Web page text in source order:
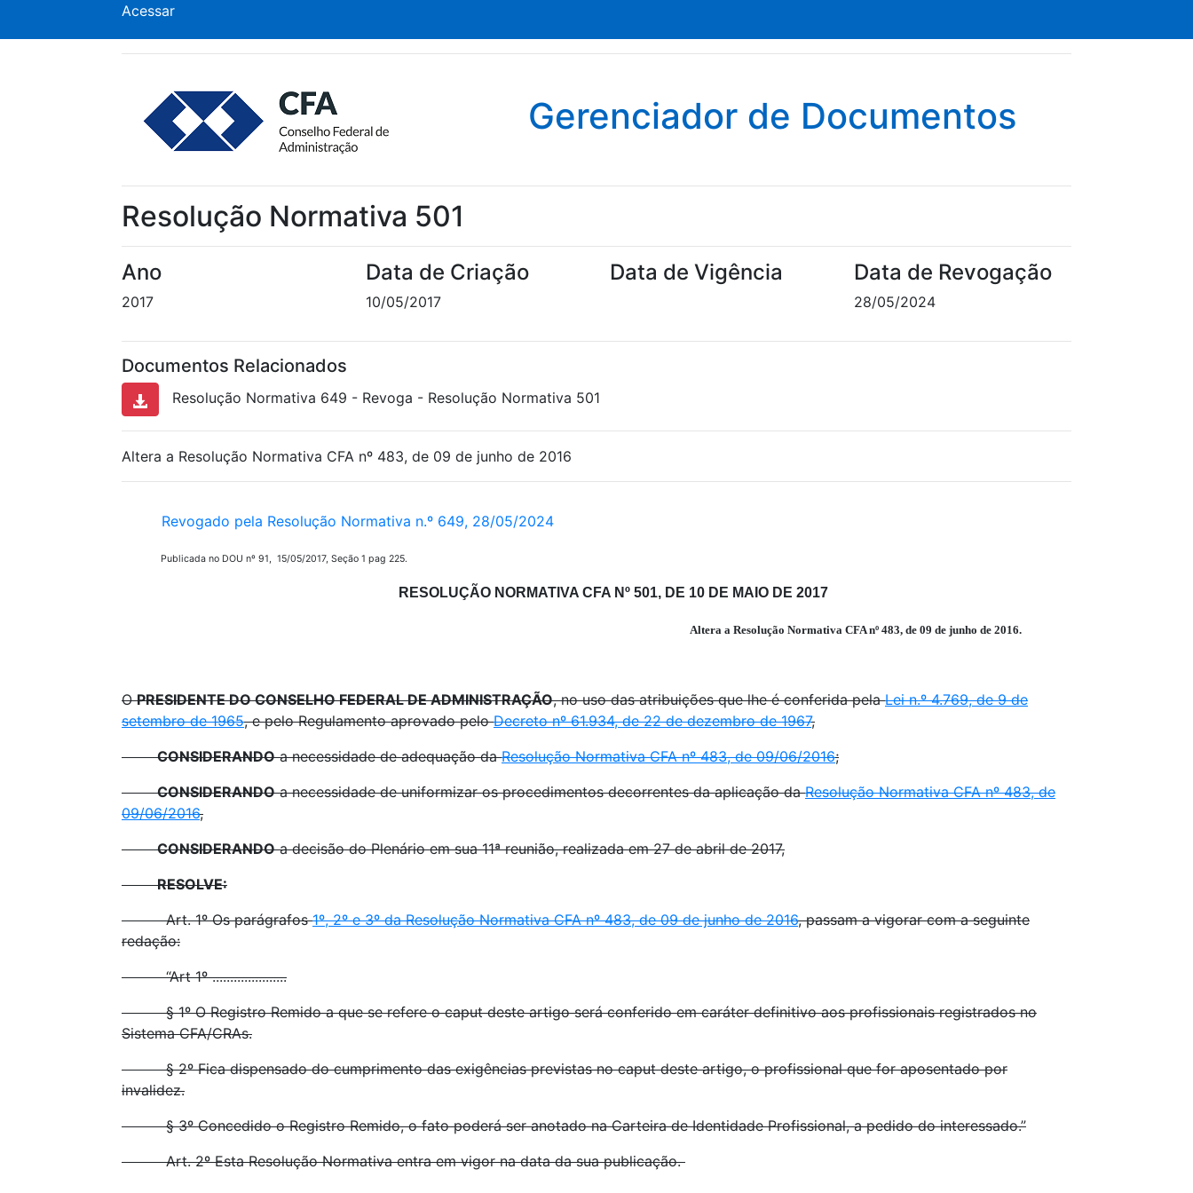
Acessar
Gerenciador de Documentos
Resolução Normativa 501
Ano
2017
Data de Criação
10/05/2017
Data de Vigência Data de Revogação
28/05/2024
Documentos Relacionados
Resolução Normativa 649 - Revoga - Resolução Normativa 501
Altera a Resolução Normativa CFA nº 483, de 09 de junho de 2016
Revogado pela Resolução Normativa n.º 649, 28/05/2024
Publicada no DOU nº 91, 15/05/2017, Seção 1 pag 225.
RESOLUÇÃO NORMATIVA CFA Nº 501, DE 10 DE MAIO DE 2017
Altera a Resolução Normativa CFA nº 483, de 09 de junho de 2016.
OPRESIDENTE DO CONSELHO FEDERAL DE ADMINISTRAÇÃO, no uso das atribuições que lhe é conferida pelaLei n.º 4.769, de 9 de
setembro de 1965, e pelo Regulamento aprovado peloDecreto nº 61.934, de 22 de dezembro de 1967,
CONSIDERANDOa necessidade de adequação daResolução Normativa CFA nº 483, de 09/06/2016;
CONSIDERANDOa necessidade de uniformizar os procedimentos decorrentes da aplicação daResolução Normativa CFA nº 483, de
09/06/2016,
CONSIDERANDOa decisão do Plenário em sua 11ª reunião, realizada em 27 de abril de 2017,
RESOLVE:
Art. 1º Os parágrafos1º, 2º e 3º da Resolução Normativa CFA nº 483, de 09 de junho de 2016, passam a vigorar com a seguinte
redação:
“Art 1º .....................
§ 1º O Registro Remido a que se refere o caput deste artigo será conferido em caráter definitivo aos profissionais registrados no
Sistema CFA/CRAs.
§ 2º Fica dispensado do cumprimento das exigências previstas no caput deste artigo, o profissional que for aposentado por
invalidez.
§ 3º Concedido o Registro Remido, o fato poderá ser anotado na Carteira de Identidade Profissional, a pedido do interessado.”
Art. 2º Esta Resolução Normativa entra em vigor na data da sua publicação.